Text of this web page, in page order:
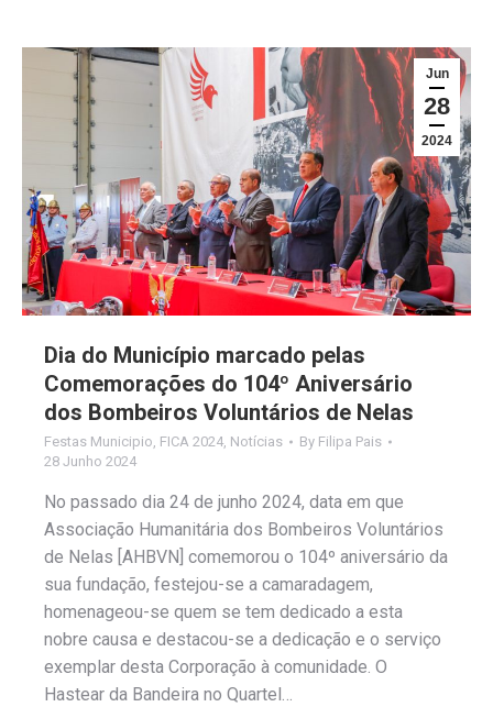
Jun
28
2024
Dia do Município marcado pelas
Comemorações do 104º Aniversário
dos Bombeiros Voluntários de Nelas
Festas Municipio, FICA 2024, Notícias By Filipa Pais
28 Junho 2024
No passado dia 24 de junho 2024, data em que
Associação Humanitária dos Bombeiros Voluntários
de Nelas [AHBVN] comemorou o 104º aniversário da
sua fundação, festejou-se a camaradagem,
homenageou-se quem se tem dedicado a esta
nobre causa e destacou-se a dedicação e o serviço
exemplar desta Corporação à comunidade. O
Hastear da Bandeira no Quartel…